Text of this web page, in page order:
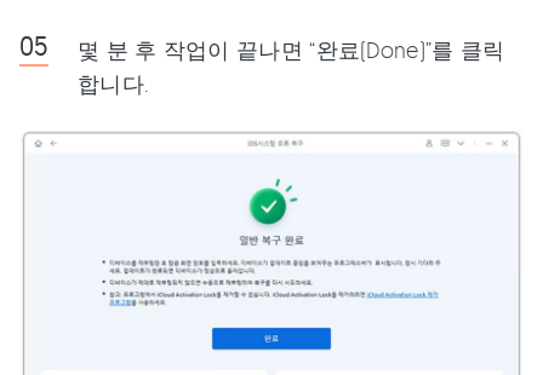
몇 분 후 작업이 끝나면 “완료(Done)”를 클릭
합니다.